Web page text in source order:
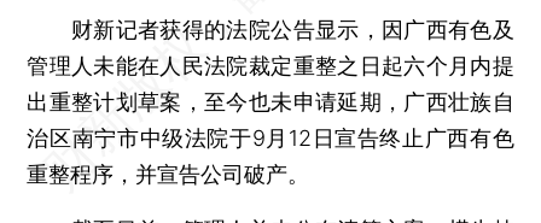
财新记者获得的法院公告显示，因广西有色及
管理人未能在人民法院裁定重整之日起六个月内提
出重整计划草案，至今也未申请延期，广西壮族自
治区南宁市中级法院于9月12日宣告终止广西有色
重整程序，并宣告公司破产。